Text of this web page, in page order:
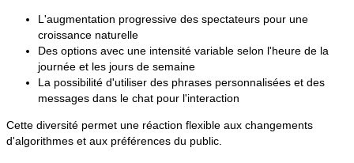
L'augmentation progressive des spectateurs pour une
croissance naturelle
Des options avec une intensité variable selon l'heure de la
journée et les jours de semaine
La possibilité d'utiliser des phrases personnalisées et des
messages dans le chat pour l'interaction
Cette diversité permet une réaction flexible aux changements
d'algorithmes et aux préférences du public.